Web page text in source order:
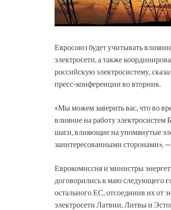
Евросоюз будет учитывать
электросети, а также
российскую электросистему,
пресс-конференции во вторник.
«Мы можем заверить вас, что во
влияние на работу
шаги, влияющие на упомянутые
заинтересованными сторонами»,
Еврокомиссия и министры
договорились к маю следующего
остального ЕС, отсоединив их от
электросети Латвии, Литвы и